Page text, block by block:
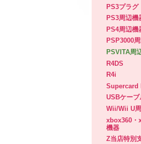
PS3プラグ
PS3周辺機
PS4周辺機
PSP3000
PSVITA周
R4DS
R4i
Supercard
USBケーブ
Wii/Wii U
xbox360・
機器
Z当店特別